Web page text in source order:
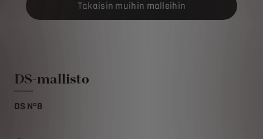
Takaisin muihin malleihin
DS-mallisto
DS N°8